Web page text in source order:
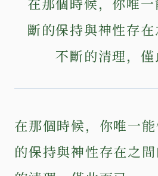
斷的保持與神性存在
不斷的清理，僅
在那個時候，你唯一
的保持與神性存在之